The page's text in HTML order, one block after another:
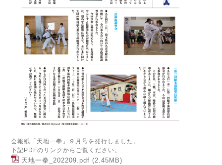
会報紙「天地一拳」９月号を発行しました。
下記PDFのリンクからご覧ください。
天地一拳_202209.pdf (2.45MB)